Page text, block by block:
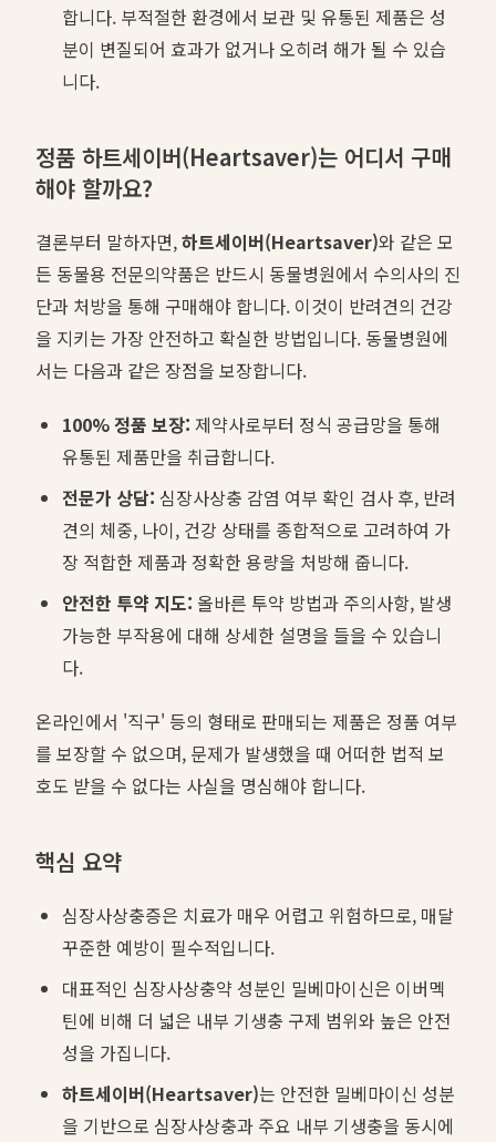
합니다. 부적절한 환경에서 보관 및 유통된 제품은 성
분이 변질되어 효과가 없거나 오히려 해가 될 수 있습
니다.
정품 하트세이버(Heartsaver)는 어디서 구매
해야 할까요?
결론부터 말하자면,하트세이버(Heartsaver)와 같은 모
든 동물용 전문의약품은 반드시 동물병원에서 수의사의 진
단과 처방을 통해 구매해야 합니다. 이것이 반려견의 건강
을 지키는 가장 안전하고 확실한 방법입니다. 동물병원에
서는 다음과 같은 장점을 보장합니다.
100% 정품 보장: 제약사로부터 정식 공급망을 통해
유통된 제품만을 취급합니다.
전문가 상담: 심장사상충 감염 여부 확인 검사 후, 반려
견의 체중, 나이, 건강 상태를 종합적으로 고려하여 가
장 적합한 제품과 정확한 용량을 처방해 줍니다.
안전한 투약 지도: 올바른 투약 방법과 주의사항, 발생
가능한 부작용에 대해 상세한 설명을 들을 수 있습니
다.
온라인에서 '직구' 등의 형태로 판매되는 제품은 정품 여부
를 보장할 수 없으며, 문제가 발생했을 때 어떠한 법적 보
호도 받을 수 없다는 사실을 명심해야 합니다.
핵심 요약
심장사상충증은 치료가 매우 어렵고 위험하므로, 매달
꾸준한 예방이 필수적입니다.
대표적인 심장사상충약 성분인 밀베마이신은 이버멕
틴에 비해 더 넓은 내부 기생충 구제 범위와 높은 안전
성을 가집니다.
하트세이버(Heartsaver)는 안전한 밀베마이신 성분
을 기반으로 심장사상충과 주요 내부 기생충을 동시에